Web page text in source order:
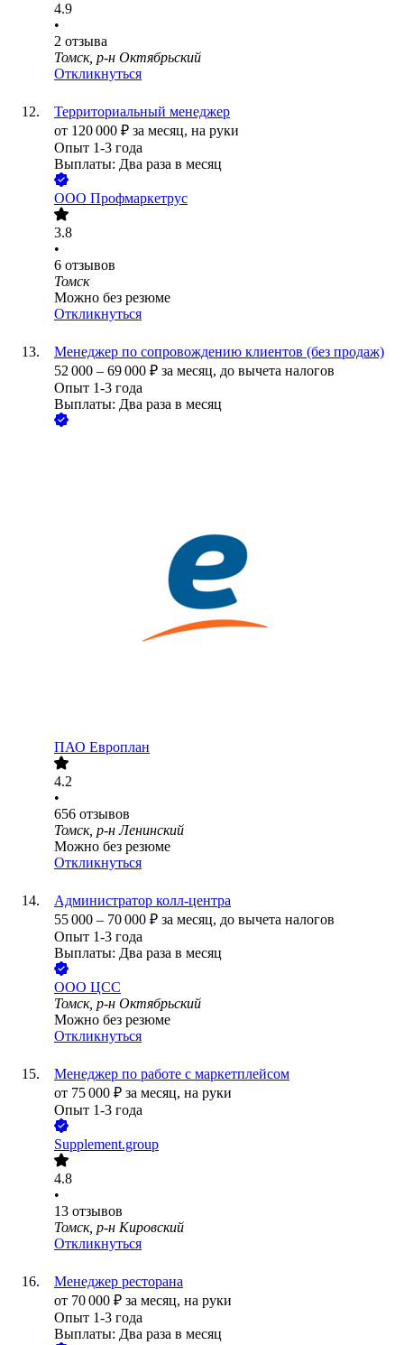
4.9
•
2 отзыва
Томск, р-н Октябрьский
Откликнуться
Территориальный менеджер
от 120 000 ₽ за месяц, на руки
Опыт 1-3 года
Выплаты: Два раза в месяц
ООО Профмаркетрус
3.8
•
6 отзывов
Томск
Можно без резюме
Откликнуться
Менеджер по сопровождению клиентов (без продаж)
52 000 – 69 000 ₽ за месяц, до вычета налогов
Опыт 1-3 года
Выплаты: Два раза в месяц
ПАО Европлан
4.2
•
656 отзывов
Томск, р-н Ленинский
Можно без резюме
Откликнуться
Администратор колл-центра
55 000 – 70 000 ₽ за месяц, до вычета налогов
Опыт 1-3 года
Выплаты: Два раза в месяц
ООО ЦСС
Томск, р-н Октябрьский
Можно без резюме
Откликнуться
Менеджер по работе с маркетплейсом
от 75 000 ₽ за месяц, на руки
Опыт 1-3 года
Supplement.group
4.8
•
13 отзывов
Томск, р-н Кировский
Откликнуться
Менеджер ресторана
от 70 000 ₽ за месяц, на руки
Опыт 1-3 года
Выплаты: Два раза в месяц